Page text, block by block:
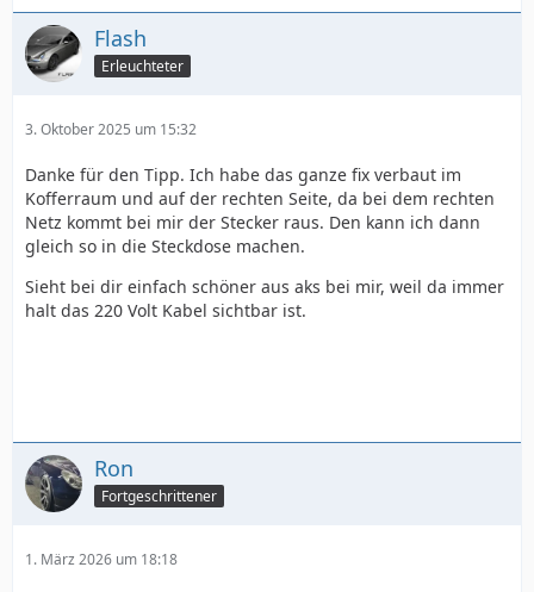
Flash
Erleuchteter
3. Oktober 2025 um 15:32
Danke für den Tipp. Ich habe das ganze fix verbaut im
Kofferraum und auf der rechten Seite, da bei dem rechten
Netz kommt bei mir der Stecker raus. Den kann ich dann
gleich so in die Steckdose machen.
Sieht bei dir einfach schöner aus aks bei mir, weil da immer
halt das 220 Volt Kabel sichtbar ist.
Ron
Fortgeschrittener
1. März 2026 um 18:18